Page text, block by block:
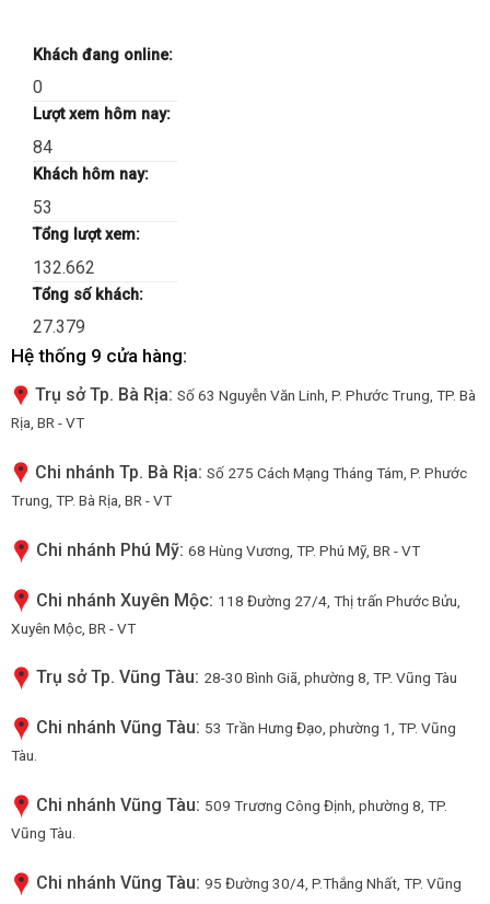
Khách đang online:
0
Lượt xem hôm nay:
84
Khách hôm nay:
53
Tổng lượt xem:
132.662
Tổng số khách:
27.379
Hệ thống 9 cửa hàng:
Trụ sở Tp. Bà Rịa: Số 63 Nguyễn Văn Linh, P. Phước Trung, TP. Bà
Rịa, BR - VT
Chi nhánh Tp. Bà Rịa: Số 275 Cách Mạng Tháng Tám, P. Phước
Trung, TP. Bà Rịa, BR - VT
Chi nhánh Phú Mỹ: 68 Hùng Vương, TP. Phú Mỹ, BR - VT
Chi nhánh Xuyên Mộc: 118 Đường 27/4, Thị trấn Phước Bửu,
Xuyên Mộc, BR - VT
Trụ sở Tp. Vũng Tàu: 28-30 Bình Giã, phường 8, TP. Vũng Tàu
Chi nhánh Vũng Tàu: 53 Trần Hưng Đạo, phường 1, TP. Vũng
Tàu.
Chi nhánh Vũng Tàu: 509 Trương Công Định, phường 8, TP.
Vũng Tàu.
Chi nhánh Vũng Tàu: 95 Đường 30/4, P.Thắng Nhất, TP. Vũng